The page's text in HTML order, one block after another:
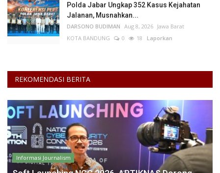
Polda Jabar Ungkap 352 Kasus Kejahatan
Jalanan, Musnahkan...
DARSONO BUDIMAN Aug 8, 2026 Jawa Barat
KOTA BANDUNG
0 18 Laporkan
REKOMENDASI BERITA
Informasi Journalism